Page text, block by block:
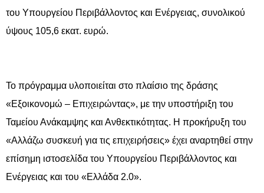
του Υπουργείου Περιβάλλοντος και Ενέργειας, συνολικού
ύψους 105,6 εκατ. ευρώ.
Το πρόγραμμα υλοποιείται στο πλαίσιο της δράσης
«Εξοικονομώ – Επιχειρώντας», με την υποστήριξη του
Ταμείου Ανάκαμψης και Ανθεκτικότητας. Η προκήρυξη του
«Αλλάζω συσκευή για τις επιχειρήσεις» έχει αναρτηθεί στην
επίσημη ιστοσελίδα του Υπουργείου Περιβάλλοντος και
Ενέργειας και του «Ελλάδα 2.0».